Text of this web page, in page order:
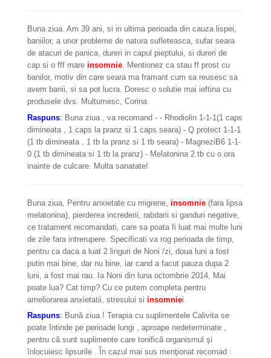
Buna ziua. Am 39 ani, si in ultima perioada din cauza lispei,
baniilor, a unor probleme de natura sufleteasca, sufar seara
de atacuri de panica, dureri in capul pieptului, si dureri de
cap.si o fff mare insomnie. Mentionez ca stau ff prost cu
banilor, motiv din care seara ma framant cum sa reusesc sa
avem banii, si sa pot lucra. Doresc o solutie mai ieftina cu
produsele dvs. Multumesc, Corina
Raspuns: Buna ziua , va recomand - - Rhodiolin 1-1-1(1 caps
dimineata , 1 caps la pranz si 1 caps seara) - Q protect 1-1-1
(1 tb dimineata , 1 tb la pranz si 1 tb seara) - MagneziB6 1-1-
0 (1 tb dimineata si 1 tb la pranz) - Melatonina 2 tb cu o ora
inainte de culcare. Multa sanatate!
Buna ziua, Pentru anxietate cu migrene, insomnie (fara lipsa
melatonina), pierderea increderii, rabdarii si ganduri negative,
ce tratament recomandati, care sa poata fi luat mai multe luni
de zile fara intrerupere. Specificati va rog perioada de timp,
pentru ca daca a luat 2 linguri de Noni /zi, doua luni a fost
putin mai bine, dar nu bine, iar cand a facut pauza dupa 2
luni, a fost mai rau. Ia Noni din luna octombrie 2014, Mai
poate lua? Cat timp? Cu ce putem completa pentru
ameliorarea anxietatii, stresului si insomniei.
Raspuns: Bună ziua ! Terapia cu suplimentele Calivita se
poate întinde pe perioade lungi , aproape nedeterminate ,
pentru că sunt suplimente care tonifică organismul şi
înlocuiesc lipsurile . În cazul mai sus menţionat recomad :